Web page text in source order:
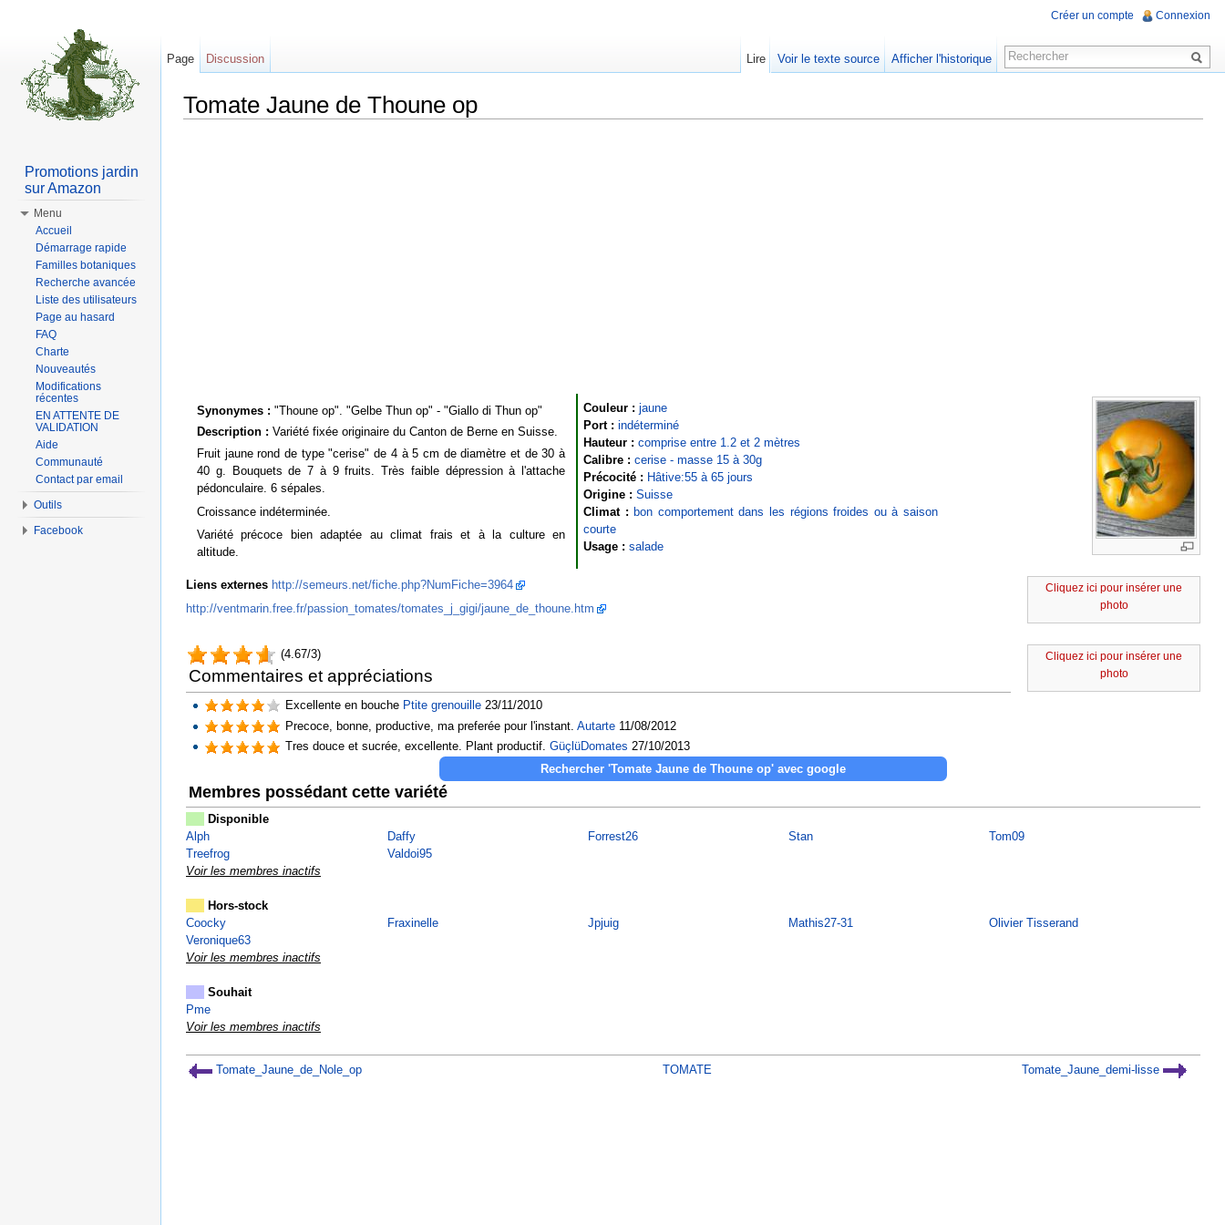
Tomate Jaune de Thoune op
Cliquez ici pour insérer une
photo
Cliquez ici pour insérer une
photo
Synonymes : "Thoune op". "Gelbe Thun op" - "Giallo di Thun op"
Description : Variété fixée originaire du Canton de Berne en Suisse.
Fruit jaune rond de type "cerise" de 4 à 5 cm de diamètre et de 30 à
40 g. Bouquets de 7 à 9 fruits. Très faible dépression à l'attache
pédonculaire. 6 sépales.
Croissance indéterminée.
Variété précoce bien adaptée au climat frais et à la culture en
altitude.
Couleur : jaune
Port : indéterminé
Hauteur : comprise entre 1.2 et 2 mètres
Calibre : cerise - masse 15 à 30g
Précocité : Hâtive:55 à 65 jours
Origine : Suisse
Climat : bon comportement dans les régions froides ou à saison
courte
Usage : salade
Liens externes http://semeurs.net/fiche.php?NumFiche=3964
http://ventmarin.free.fr/passion_tomates/tomates_j_gigi/jaune_de_thoune.htm
(4.67/3)
Commentaires et appréciations
Excellente en bouche Ptite grenouille 23/11/2010
Precoce, bonne, productive, ma preferée pour l'instant.Autarte 11/08/2012
Tres douce et sucrée, excellente. Plant productif.GüçlüDomates 27/10/2013
Membres possédant cette variété
Disponible
Alph
Daffy Forrest26 Stan
Tom09
Treefrog
Valdoi95
Voir les membres inactifs
Hors-stock
Coocky
Fraxinelle Jpjuig Mathis27-31
Olivier Tisserand
Veronique63
Voir les membres inactifs
Souhait
Pme
Voir les membres inactifs
Tomate_Jaune_de_Nole_op TOMATE Tomate_Jaune_demi-lisse
Créer un compte Connexion
Page Discussion Lire Voir le texte source Afficher l'historique
Promotions jardin
sur Amazon
Menu
Accueil
Démarrage rapide
Familles botaniques
Recherche avancée
Liste des utilisateurs
Page au hasard
FAQ
Charte
Nouveautés
Modifications
récentes
EN ATTENTE DE
VALIDATION
Aide
Communauté
Contact par email
Outils
Facebook